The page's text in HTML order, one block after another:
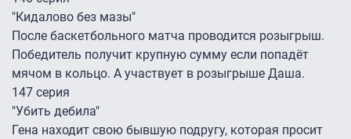
"Кидалово без мазы"
После баскетбольного матча проводится розыгрыш.
Победитель получит крупную сумму если попадёт
мячом в кольцо. А участвует в розыгрыше Даша.
147 серия
"Убить дебила"
Гена находит свою бывшую подругу, которая просит